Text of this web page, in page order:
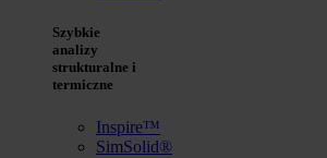
Szybkie
analizy
strukturalne i
termiczne
Inspire™
SimSolid®